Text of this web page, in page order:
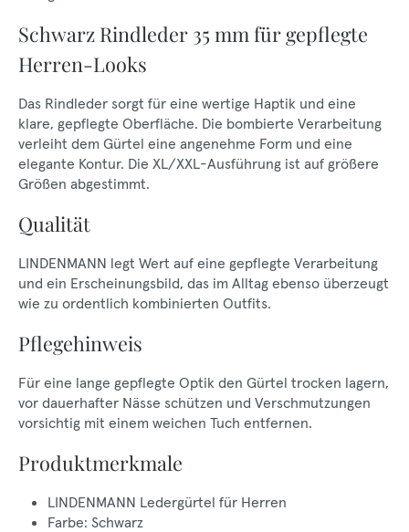
Schwarz Rindleder 35 mm für gepflegte
Herren-Looks
Das Rindleder sorgt für eine wertige Haptik und eine
klare, gepflegte Oberfläche. Die bombierte Verarbeitung
verleiht dem Gürtel eine angenehme Form und eine
elegante Kontur. Die XL/XXL-Ausführung ist auf größere
Größen abgestimmt.
Qualität
LINDENMANN legt Wert auf eine gepflegte Verarbeitung
und ein Erscheinungsbild, das im Alltag ebenso überzeugt
wie zu ordentlich kombinierten Outfits.
Pflegehinweis
Für eine lange gepflegte Optik den Gürtel trocken lagern,
vor dauerhafter Nässe schützen und Verschmutzungen
vorsichtig mit einem weichen Tuch entfernen.
Produktmerkmale
LINDENMANN Ledergürtel für Herren
Farbe: Schwarz